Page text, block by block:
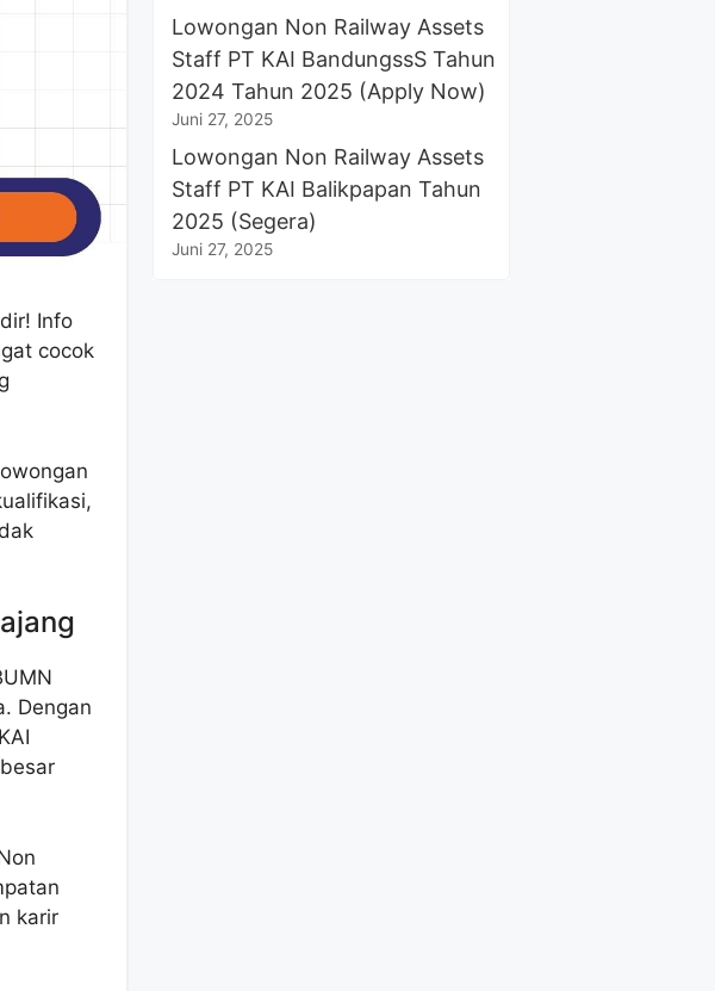
Info
cocok
Dengan
karir
Lowongan Non Railway Assets
Staff PT KAI BandungssS Tahun
2024 Tahun 2025 (Apply Now)
Juni 27, 2025
Lowongan Non Railway Assets
Staff PT KAI Balikpapan Tahun
2025 (Segera)
Juni 27, 2025